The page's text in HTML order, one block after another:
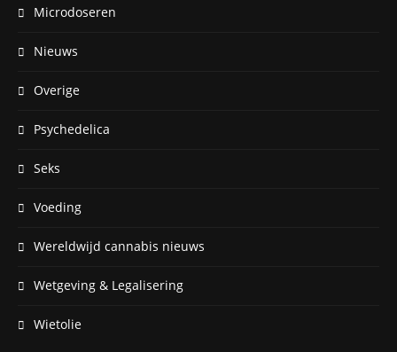
Microdoseren
Nieuws
Overige
Psychedelica
Seks
Voeding
Wereldwijd cannabis nieuws
Wetgeving & Legalisering
Wietolie